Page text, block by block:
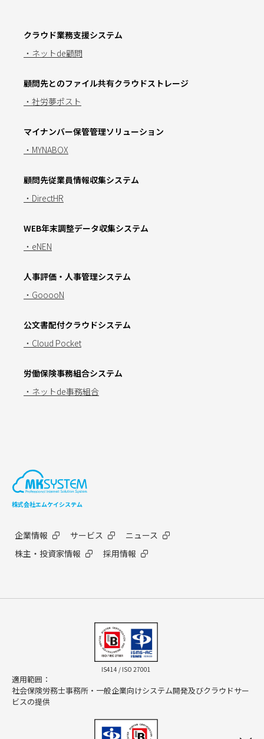
クラウド業務支援システム
・ネットde顧問
顧問先とのファイル共有クラウドストレージ
・社労夢ポスト
マイナンバー保管管理ソリューション
・MYNABOX
顧問先従業員情報収集システム
・DirectHR
WEB年末調整データ収集システム
・eNEN
人事評価・人事管理システム
・GooooN
公文書配付クラウドシステム
・Cloud Pocket
労働保険事務組合システム
・ネットde事務組合
株式会社エムケイシステム
企業情報 サービス
ニュース
株主・投資家情報
採用情報
IS414 / ISO 27001
適用範囲：
社会保険労務士事務所・一般企業向けシステム開発及びクラウドサー
ビスの提供